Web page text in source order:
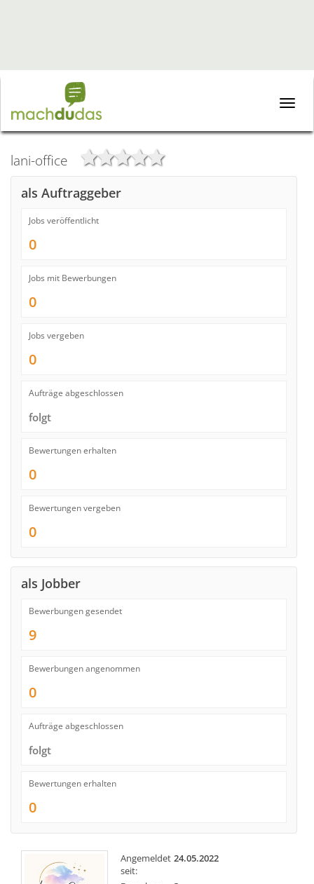
Toggle
lani-office
als Auftraggeber
Jobs veröffentlicht
0
Jobs mit Bewerbungen
0
Jobs vergeben
0
Aufträge abgeschlossen
folgt
Bewertungen erhalten
0
Bewertungen vergeben
0
als Jobber
Bewerbungen gesendet
9
Bewerbungen angenommen
0
Aufträge abgeschlossen
folgt
Bewertungen erhalten
0
Angemeldet
seit:
24.05.2022